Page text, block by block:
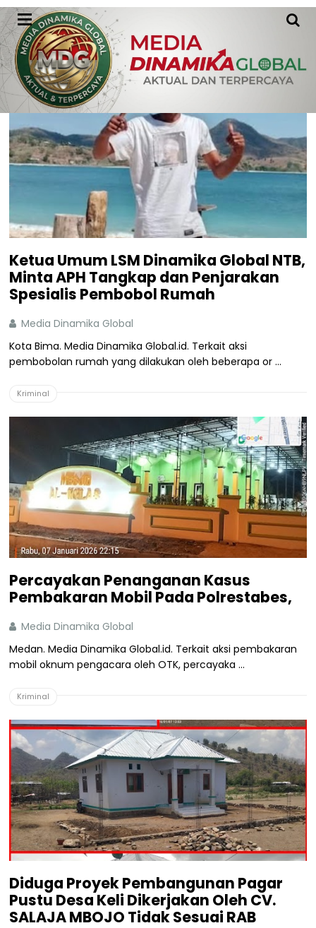
Kriminal
Ketua Umum LSM Dinamika Global NTB,
Minta APH Tangkap dan Penjarakan
Spesialis Pembobol Rumah
Media Dinamika Global
Kota Bima. Media Dinamika Global.id. Terkait aksi
pembobolan rumah yang dilakukan oleh beberapa or ...
Kriminal
Percayakan Penanganan Kasus
Pembakaran Mobil Pada Polrestabes,
Media Dinamika Global
Medan. Media Dinamika Global.id. Terkait aksi pembakaran
mobil oknum pengacara oleh OTK, percayaka ...
Kriminal
Diduga Proyek Pembangunan Pagar
Pustu Desa Keli Dikerjakan Oleh CV.
SALAJA MBOJO Tidak Sesuai RAB